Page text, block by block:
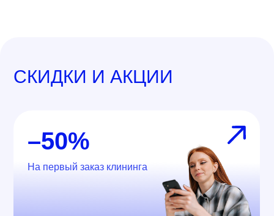
СКИДКИ И АКЦИИ
–50%
На первый заказ клининга